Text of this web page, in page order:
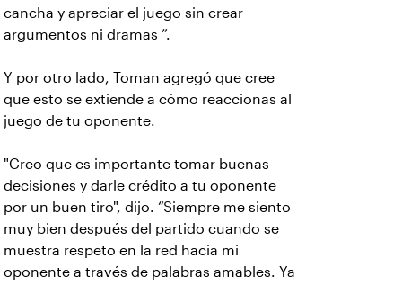
cancha y apreciar el juego sin crear
argumentos ni dramas ”.
Y por otro lado, Toman agregó que cree
que esto se extiende a cómo reaccionas al
juego de tu oponente.
"Creo que es importante tomar buenas
decisiones y darle crédito a tu oponente
por un buen tiro", dijo. “Siempre me siento
muy bien después del partido cuando se
muestra respeto en la red hacia mi
oponente a través de palabras amables. Ya